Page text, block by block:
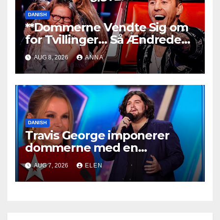
DANISH
**Dommerne Vendte Sig om
for Tvillinger… Så Ændrede
Alt Sig!
**
AUG 8, 2026 ANNA
DANISH
Travis George imponerer
dommerne med en
mindeværdig optræden
AUG 7, 2026 ELEN